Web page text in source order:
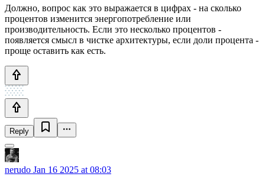
Должно, вопрос как это выражается в цифрах - на сколько
процентов изменится энергопотребление или
производительность. Если это несколько процентов -
появляется смысл в чистке архитектуры, если доли процента -
проще оставить как есть.
Reply
nerudo Jan 16 2025 at 08:03